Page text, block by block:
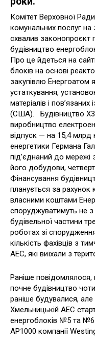
Комітет Верховної
комунальних послуг на
схвалив законопроєкт
будівництво
Про це йдеться на
блоків на основі
закупівлю Енергоатом
устаткування,
матеріалів і
(США). Будівництво Х3/
виробництво
відпуск — на 15,4 млрд
енергетики Германа
під’єднаний до мережі
його добудови,
Фінансування
планується за рахунок
власними коштами
споруджуватимуть не
будівельної частини
роботах зі
кількість фахівців з
АЕС, які виїхали з
Раніше
почне будівництво
раніше будувалися,
Хмельницькій АЕС
енергоблоків №5 та
АР1000 компанії